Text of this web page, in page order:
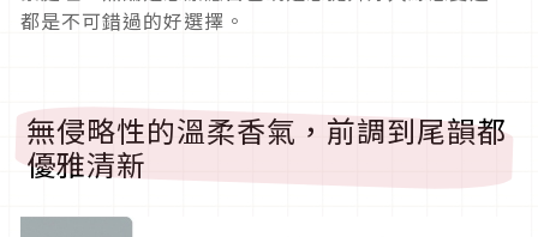
都是不可錯過的好選擇。
無侵略性的溫柔香氣，前調到尾韻都
優雅清新